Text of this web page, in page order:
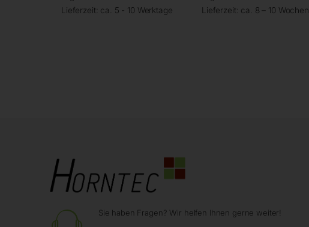
Lieferzeit: ca. 5 - 10 Werktage
Lieferzeit: ca. 8 – 10 Wochen
Sie haben Fragen? Wir helfen Ihnen gerne weiter!